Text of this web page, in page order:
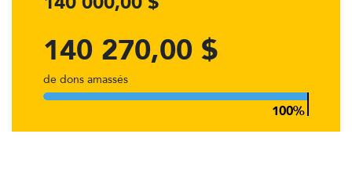
140 270,00 $
de dons amassés